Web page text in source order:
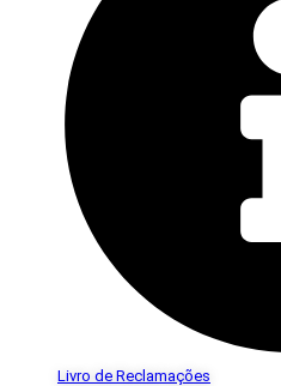
Livro de Reclamações